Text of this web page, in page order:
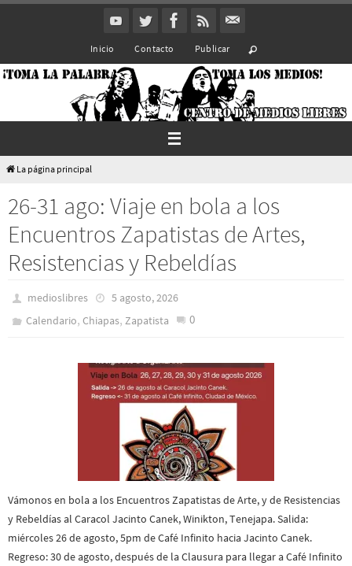
Inicio Contacto Publicar
La página principal
26-31 ago: Viaje en bola a los
Encuentros Zapatistas de Artes,
Resistencias y Rebeldías
medioslibres
5 agosto, 2026
Calendario,Chiapas, Zapatista 0
Vámonos en bola a los Encuentros Zapatistas de Arte, y de Resistencias
y Rebeldías al Caracol Jacinto Canek, Winikton, Tenejapa. Salida:
miércoles 26 de agosto, 5pm de Café Infinito hacia Jacinto Canek.
Regreso: 30 de agosto, después de la Clausura para llegar a Café Infinito